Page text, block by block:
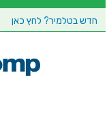
חדש בטלמיר? לחץ כאן